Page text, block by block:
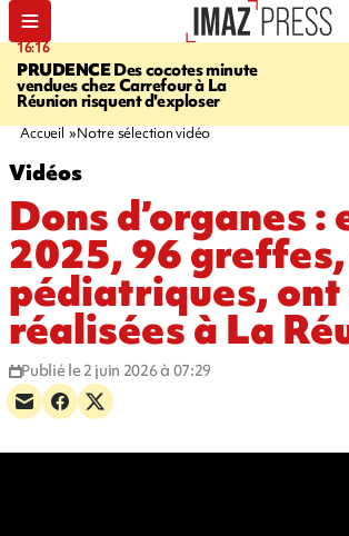
16:16
PRUDENCEDes cocotes minute
vendues chez Carrefour à La
Réunion risquent d'exploser
Accueil Notre sélection vidéo
Vidéos
Dons d’organes :
2025, 96
pédiatriques, ont
réalisées à La
Publié le 2 juin 2026 à 07:29